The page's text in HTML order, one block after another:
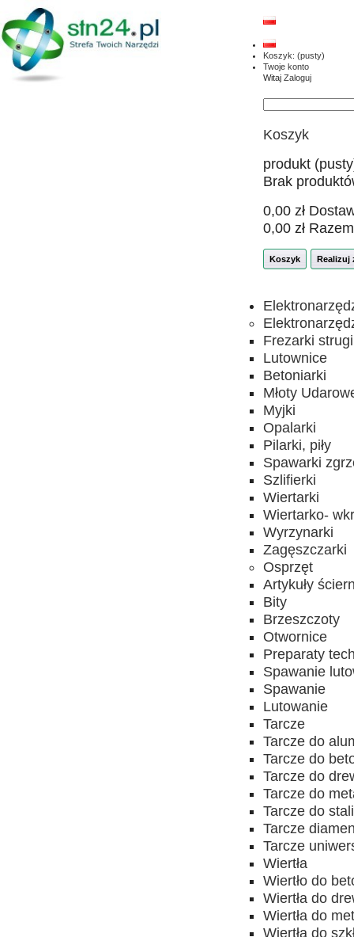
Koszyk: (pusty)
Twoje konto
Witaj Zaloguj
Koszyk
produkt
Brak
0,00 zł
0,00 zł Razem
Koszyk Realizuj
Frezarki strugi
Lutownice
Betoniarki
Młoty
Myjki
Opalarki
Pilarki, piły
Spawarki
Szlifierki
Wiertarki
Wiertarko-
Wyrzynarki
Zagęszczarki
Osprzęt
Artykuły
Bity
Brzeszczoty
Otwornice
Preparaty
Spawanie
Spawanie
Lutowanie
Tarcze
Tarcze do
Tarcze do
Tarcze do
Tarcze do
Tarcze do
Tarcze
Tarcze
Wiertła
Wiertło do
Wiertła do
Wiertła do
Wiertła do